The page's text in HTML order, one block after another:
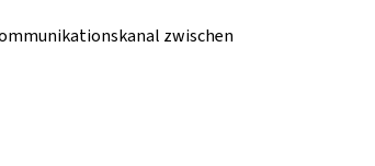
zwischen